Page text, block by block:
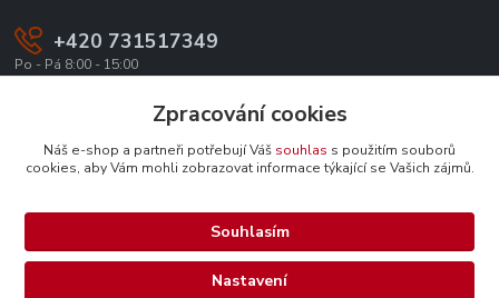
+420 731517349
Po - Pá 8:00 - 15:00
office@texevo.cz
Upravit sběr cookies.
Zpracování cookies
Náš e-shop a partneři potřebují Váš souhlas s použitím souborů
cookies, aby Vám mohli zobrazovat informace týkající se Vašich zájmů.
Nastavení
Souhlasím